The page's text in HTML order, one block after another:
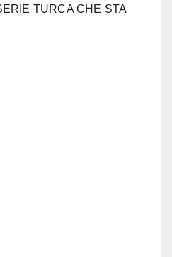
TURCA CHE STA